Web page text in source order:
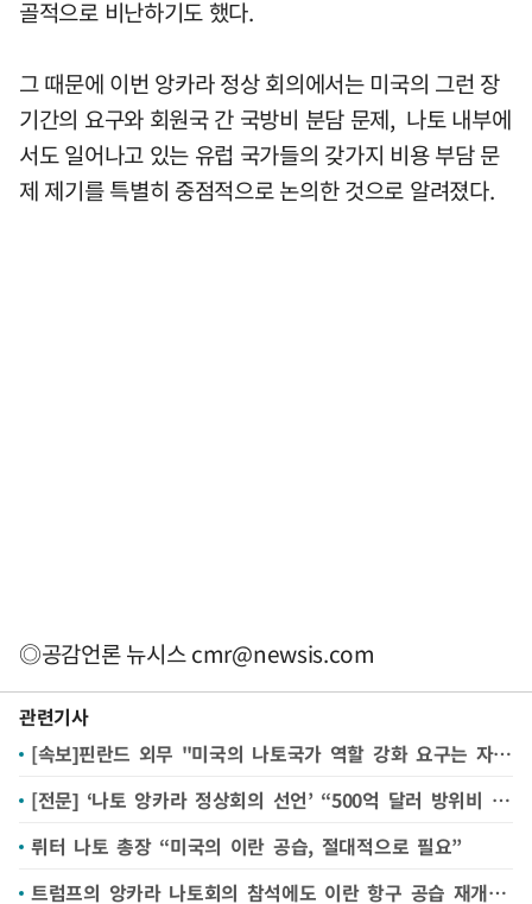
골적으로 비난하기도 했다.
그 때문에 이번 앙카라 정상 회의에서는 미국의 그런 장
기간의 요구와 회원국 간 국방비 분담 문제, 나토 내부에
서도 일어나고 있는 유럽 국가들의 갖가지 비용 부담 문
제 제기를 특별히 중점적으로 논의한 것으로 알려졌다.
◎공감언론 뉴시스cmr@newsis.com
관련기사
[속보]핀란드 외무 "미국의 나토국가 역할 강화 요구는 자국 경제압박 때문"
[전문] ‘나토 앙카라 정상회의 선언’ “500억 달러 방위비 신규 조달”
뤼터 나토 총장 “미국의 이란 공습, 절대적으로 필요”
트럼프의 앙카라 나토회의 참석에도 이란 항구 공습 재개한 미국